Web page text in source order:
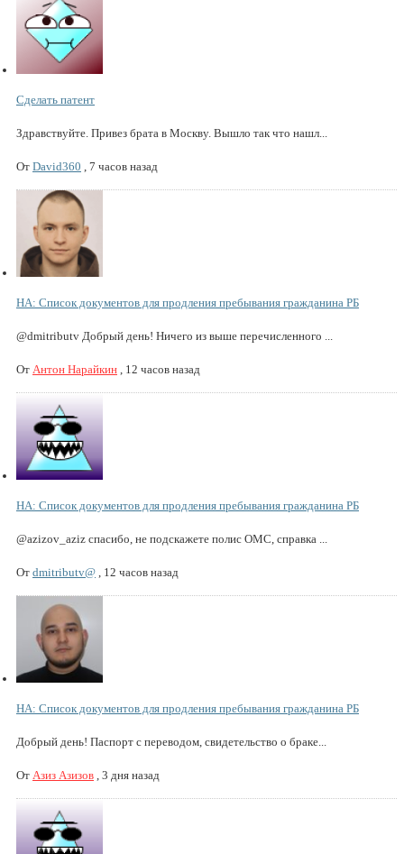
Сделать патент
Здравствуйте. Привез брата в Москву. Вышло так что нашл...
От David360 , 7 часов назад
НА: Список документов для продления пребывания гражданина РБ
@dmitributv Добрый день! Ничего из выше перечисленного ...
От Антон Нарайкин , 12 часов назад
НА: Список документов для продления пребывания гражданина РБ
@azizov_aziz спасибо, не подскажете полис ОМС, справка ...
От dmitributv@ , 12 часов назад
НА: Список документов для продления пребывания гражданина РБ
Добрый день! Паспорт с переводом, свидетельство о браке...
От Азиз Азизов , 3 дня назад